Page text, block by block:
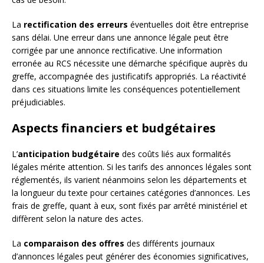
La rectification des erreurs éventuelles doit être entreprise
sans délai. Une erreur dans une annonce légale peut être
corrigée par une annonce rectificative. Une information
erronée au RCS nécessite une démarche spécifique auprès du
greffe, accompagnée des justificatifs appropriés. La réactivité
dans ces situations limite les conséquences potentiellement
préjudiciables.
Aspects financiers et budgétaires
L’anticipation budgétaire des coûts liés aux formalités
légales mérite attention. Si les tarifs des annonces légales sont
réglementés, ils varient néanmoins selon les départements et
la longueur du texte pour certaines catégories d’annonces. Les
frais de greffe, quant à eux, sont fixés par arrêté ministériel et
diffèrent selon la nature des actes.
La comparaison des offres des différents journaux
d’annonces légales peut générer des économies significatives,